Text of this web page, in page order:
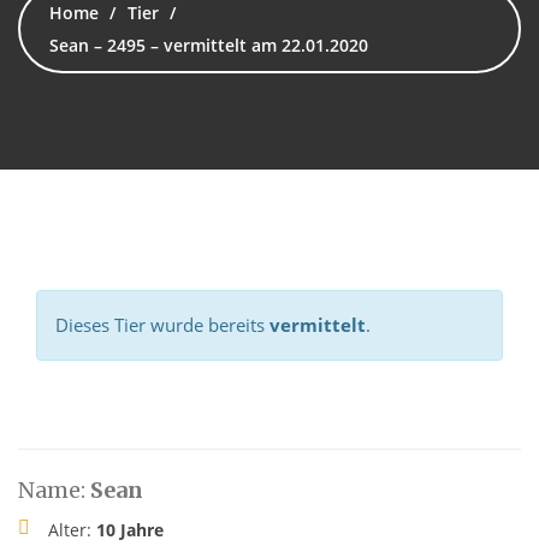
Home
Tier
Sean – 2495 – vermittelt am 22.01.2020
Dieses Tier wurde bereits vermittelt.
Name: Sean
Alter: 10 Jahre